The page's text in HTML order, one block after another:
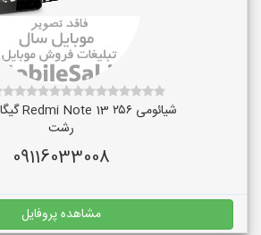
شیائومی Redmi Note 13 ۲۵۶ گیگابایت اصلی
رشت
09116033008
مشاهده پروفایل